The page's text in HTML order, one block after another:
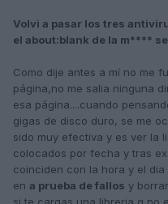
Volvi a pasar los tres
el about:blank de la m****
Como dije antes a mí no me
página,no me salia ninguna
esa página....cuando
gigas de disco duro, se me
sido muy efectiva y es ver la
colocados por fecha y tras
coinciden con la hora y el
en a prueba de fallos y